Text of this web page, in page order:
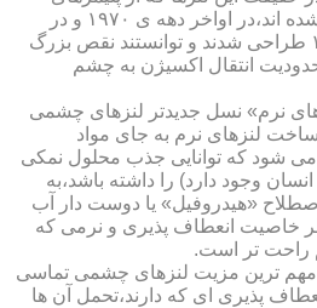
نفوذپذیر به اکسیژن ساخته شده اند،در اواخر دهه ی ۱۹۷۰ و در
طول دهه های ۱۹۸۰ و ۱۹۹۰ طراحی شدند و توانستند نقص بزرگ
انتقال اکسیژن به چشم
نرم» نسل جدیدتر لنزهای چشمی
لنزهای نرم به جای مواد
می شود که توانایی جذب محلول نمکی
وجود دارد) را داشته باشد،به
«هیدروفیل» یا دوست دار آب
خاصیت انعطاف پذیری و نرمی که
راحت تر است.
ترین مزیت لنزهای چشمی تماسی
پذیری ای که دارند،تحمل آن ها